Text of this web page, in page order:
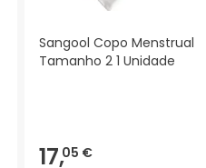
Sangool Copo Menstrual
Tamanho 2 1 Unidade
17,05 €